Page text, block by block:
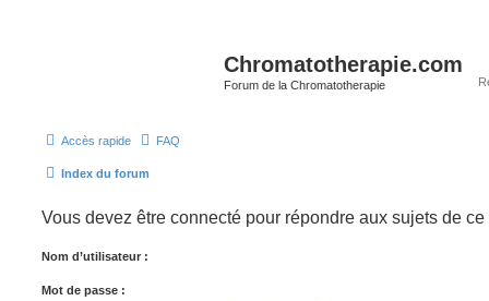
Chromatotherapie.com
Forum de la Chromatotherapie
Accès rapide FAQ
Index du forum
Vous devez être connecté pour répondre aux sujets de ce
Nom d’utilisateur :
Mot de passe :